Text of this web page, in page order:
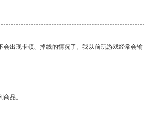
出现卡顿、掉线的情况了。我以前玩游戏经常会
品。